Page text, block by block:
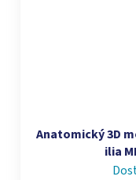
Anatomický 3D
ilia